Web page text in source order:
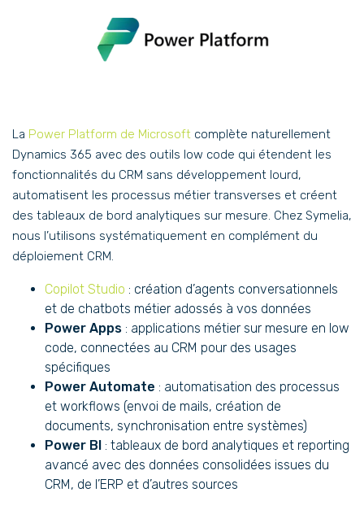
La Power Platform de Microsoft complète naturellement
Dynamics 365 avec des outils low code qui étendent les
fonctionnalités du CRM sans développement lourd,
automatisent les processus métier transverses et créent
des tableaux de bord analytiques sur mesure. Chez Symelia,
nous l’utilisons systématiquement en complément du
déploiement CRM.
Copilot Studio : création d’agents conversationnels
et de chatbots métier adossés à vos données
Power Apps : applications métier sur mesure en low
code, connectées au CRM pour des usages
spécifiques
Power Automate : automatisation des processus
et workflows (envoi de mails, création de
documents, synchronisation entre systèmes)
Power BI : tableaux de bord analytiques et reporting
avancé avec des données consolidées issues du
CRM, de l’ERP et d’autres sources